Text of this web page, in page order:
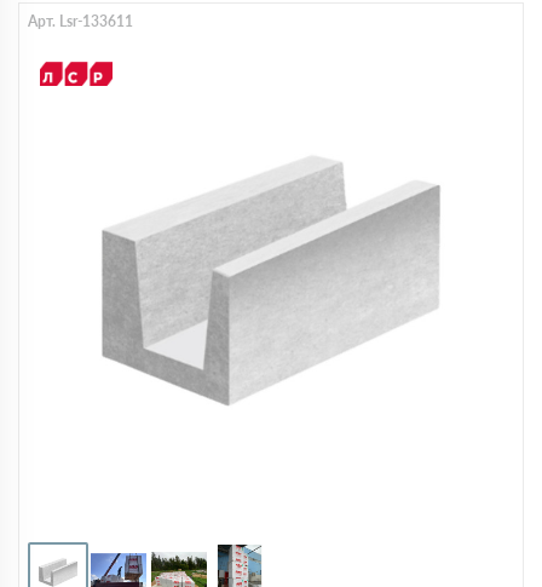
Арт. Lsr-133611